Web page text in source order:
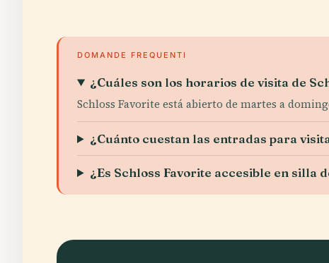
DOMANDE FREQUENTI
¿Cuáles son los horarios de visita de
Schloss Favorite está abierto de martes a
¿Cuánto cuestan las entradas para
¿Es Schloss Favorite accesible en silla